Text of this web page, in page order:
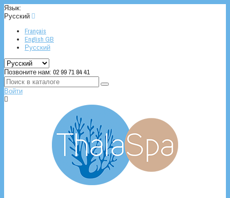
Язык:
Русский 
Français
English GB
Русский
Позвоните нам: 02 99 71 84 41
Войти
